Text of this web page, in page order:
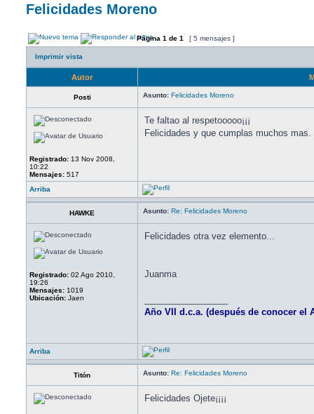
Felicidades Moreno
Página 1 de 1 [ 5 mensajes ]
Imprimir vista
Autor
Posti Asunto: Felicidades Moreno
Registrado: 13 Nov 2008,
10:22
Mensajes: 517
Te faltao al respetooooo¡¡¡
Felicidades y que cumplas muchos mas.
Arriba
HAWKE Asunto: Re: Felicidades Moreno
Registrado: 02 Ago 2010,
19:26
Mensajes: 1019
Ubicación: Jaen
Felicidades otra vez elemento...
Juanma
Año VII d.c.a. (después de conocer el
Arriba
Titón Asunto: Re: Felicidades Moreno
Felicidades Ojete¡¡¡¡